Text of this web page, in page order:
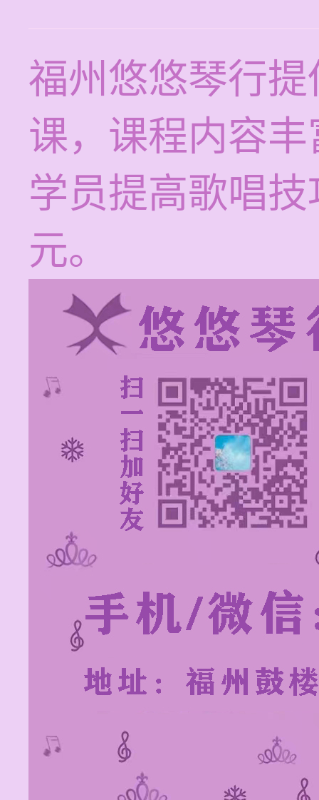
福州悠悠琴行
课，课程内容
学员提高歌唱
元。